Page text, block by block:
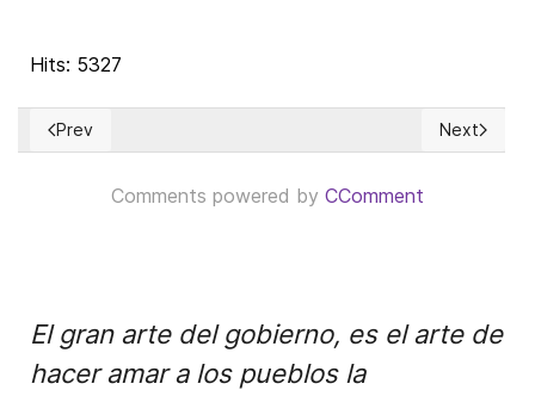
Hits: 5327
Previous article: 'The Godfather,' Acton, and the price of
Prev Next
Next
Comments powered by CComment
El gran arte del gobierno, es el arte de
hacer amar a los pueblos la